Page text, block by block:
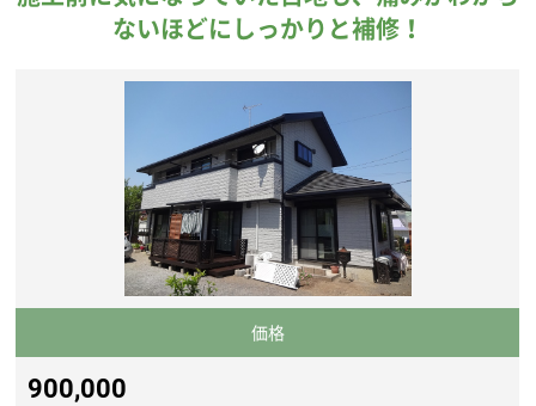
ないほどにしっかりと補修！
価格
900,000